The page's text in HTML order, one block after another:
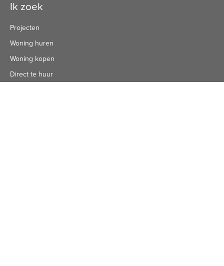
Ik zoek
Projecten
Woning huren
Woning kopen
Direct te huur